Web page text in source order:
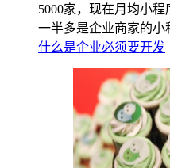
5000家，现在月均小
一半多是企业商家的小
什么是企业必须要开发